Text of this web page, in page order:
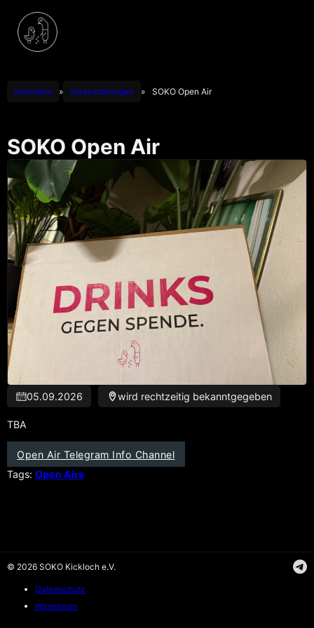
Startseite » Veranstaltungen » SOKO Open Air
SOKO Open Air
05.09.2026 wird rechtzeitig bekanntgegeben
TBA
Open Air Telegram Info Channel
Tags: Open Airs
© 2026 SOKO Kickloch e.V.
Datenschutz
Impressum